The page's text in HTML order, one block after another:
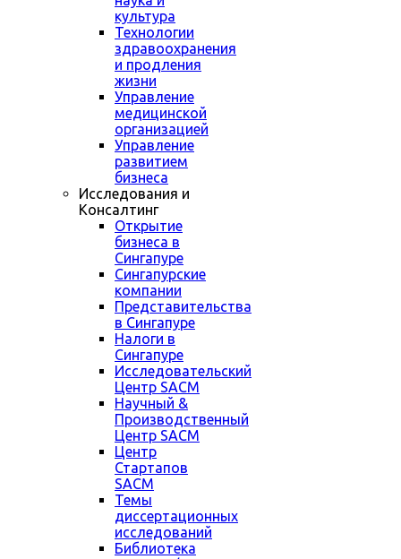
культура
Технологии
здравоохранения
и продления
жизни
Управление
медицинской
организацией
Управление
развитием
бизнеса
Исследования и
Консалтинг
Открытие
бизнеса в
Сингапуре
Сингапурские
компании
Представительства
в Сингапуре
Налоги в
Сингапуре
Исследовательский
Центр SACM
Научный &
Производственный
Центр SACM
Центр
Стартапов
SACM
Темы
диссертационных
исследований
Библиотека